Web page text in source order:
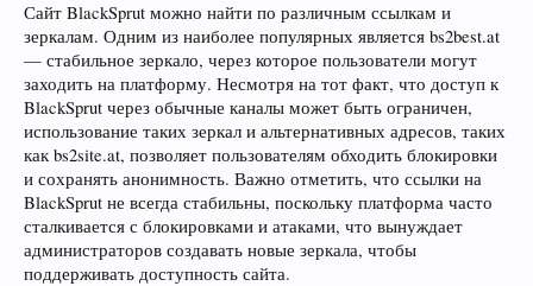
Сайт BlackSprut можно найти по различным ссылкам и
зеркалам. Одним из наиболее популярных является bs2best.at
— стабильное зеркало, через которое пользователи могут
заходить на платформу. Несмотря на тот факт, что доступ к
BlackSprut через обычные каналы может быть ограничен,
использование таких зеркал и альтернативных адресов, таких
как bs2site.at, позволяет пользователям обходить блокировки
и сохранять анонимность. Важно отметить, что ссылки на
BlackSprut не всегда стабильны, поскольку платформа часто
сталкивается с блокировками и атаками, что вынуждает
администраторов создавать новые зеркала, чтобы
поддерживать доступность сайта.